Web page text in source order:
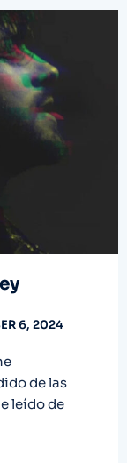
6, 2024
de las
leído de